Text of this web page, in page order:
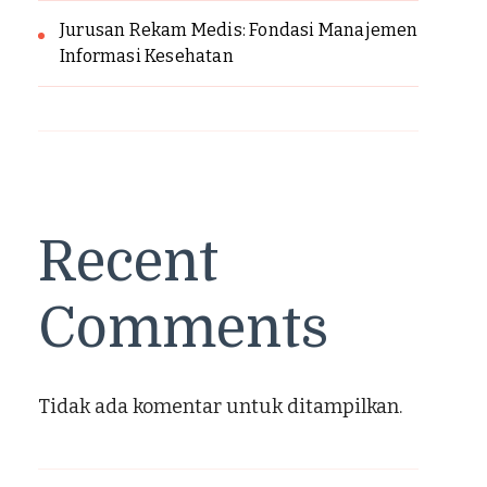
Jurusan Rekam Medis: Fondasi Manajemen
Informasi Kesehatan
Recent
Comments
Tidak ada komentar untuk ditampilkan.